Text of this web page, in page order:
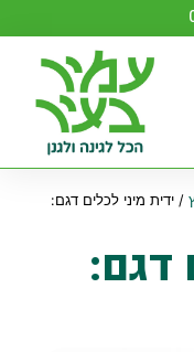
/ ידית מיני לכלים דגם:
דגם: